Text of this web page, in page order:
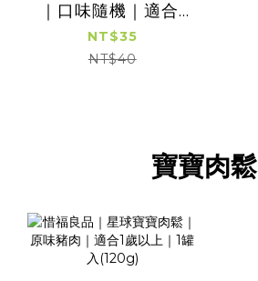
｜口味隨機｜適合1
歲以上｜冷凍｜適
合1歲以上｜冷凍
NT$35
NT$40
寶寶肉鬆